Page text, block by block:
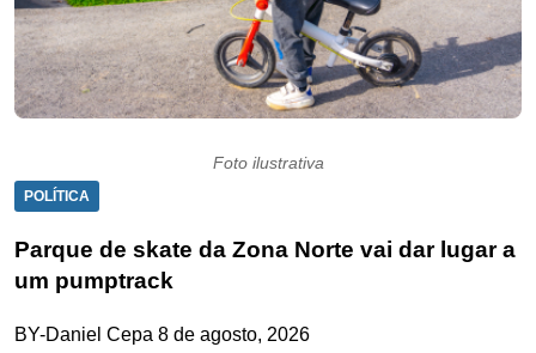
Foto ilustrativa
POLÍTICA
Parque de skate da Zona Norte vai dar lugar a
um pumptrack
BY-Daniel Cepa 8 de agosto, 2026